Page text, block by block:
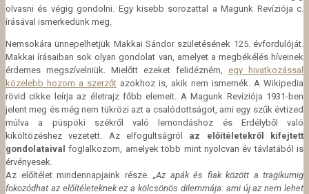
olvasni és végig gondolni. Egy kisebb sorozattal a Magunk Revíziója c.
írásával ismerkedünk meg.
Nemsokára ünnepelhetjük Makkai Sándor születésének 125. évfordulóját.
Makkai írásaiban sok olyan gondolat van, amelyet a megbékélés híveinek
érdemes megszívelniük. Mielőtt ezeket felidézném, egy hivatkozással
közelebb hozom a szerzőt azokhoz is, akik nem ismernék. A Wikipedia
rövid cikke leírja az életrajz főbb elemeit. A Magunk Revíziója 1931-ben
jelent meg és még nem tükrözi azt a csalódottságot, ami egy szűk évtized
múlva a püspöki székről való lemondáshoz és Erdélyből való
kiköltözéshez vezetett. Az elfogultságról az előítéletekről kifejtett
gondolataival foglalkozom, amelyek több mint nyolcvan év távlatából is
érvényesek.
Az előítélet mindennapjaink része. „Az apák és fiak között a tragikumig
fokozódhat az előítéleteknek ez a kölcsönös dilemmája: ami új az nem lehet